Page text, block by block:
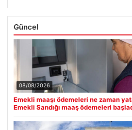
Güncel
08/08/2026
Emekli maaşı ödemeleri ne zaman
Emekli Sandığı maaş ödemeleri